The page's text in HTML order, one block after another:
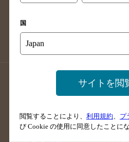
店舗登録方法のご案内
店
掲載店舗様
国
サイトを閲
閲覧することにより、 利用規約 プ
び Cookie の使用に同意したことにな